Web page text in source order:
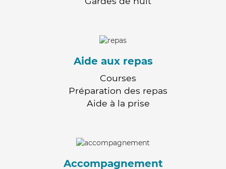
Aide aux repas
Courses
Préparation des repas
Aide à la prise
Accompagnement